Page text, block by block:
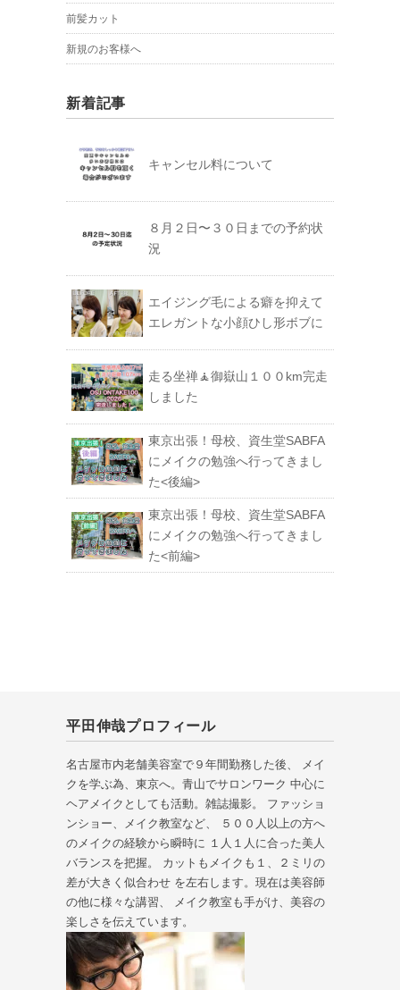
前髪カット
新規のお客様へ
新着記事
キャンセル料について
８月２日〜３０日までの予約状
況
エイジング毛による癖を抑えて
エレガントな小顔ひし形ボブに
走る坐禅🧘御嶽山１００km完走
しました
東京出張！母校、資生堂SABFA
にメイクの勉強へ行ってきまし
た<後編>
東京出張！母校、資生堂SABFA
にメイクの勉強へ行ってきまし
た<前編>
平田伸哉プロフィール
名古屋市内老舗美容室で９年間勤務した後、 メイ
クを学ぶ為、東京へ。青山でサロンワーク 中心に
ヘアメイクとしても活動。雑誌撮影。 ファッショ
ンショー、メイク教室など、 ５００人以上の方へ
のメイクの経験から瞬時に １人１人に合った美人
バランスを把握。 カットもメイクも１、２ミリの
差が大きく似合わせ を左右します。現在は美容師
の他に様々な講習、 メイク教室も手がけ、美容の
楽しさを伝えています。